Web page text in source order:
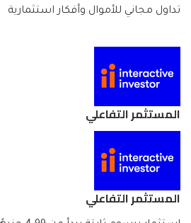
تداول مجاني للأموال وأفكار استثمارية
المستثمر التفاعلي
المستثمر التفاعلي